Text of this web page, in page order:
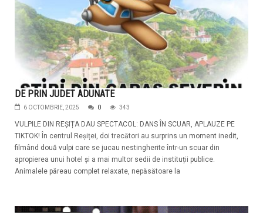
DE PRIN JUDET ADUNATE
6 OCTOMBRIE, 2025 0 343
VULPILE DIN REȘIȚA DAU SPECTACOL: DANS ÎN SCUAR, APLAUZE PE
TIKTOK! În centrul Reșiței, doi trecători au surprins un moment inedit,
filmând două vulpi care se jucau nestingherite într-un scuar din
apropierea unui hotel și a mai multor sedii de instituții publice.
Animalele păreau complet relaxate, nepăsătoare la